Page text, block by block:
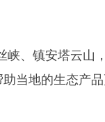
、镇安塔云山，
当地的生态产